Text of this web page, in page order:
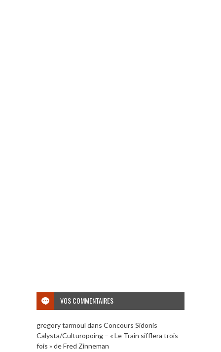
VOS COMMENTAIRES
gregory tarmoul dans Concours Sidonis
Calysta/Culturopoing – « Le Train sifflera trois
fois » de Fred Zinneman